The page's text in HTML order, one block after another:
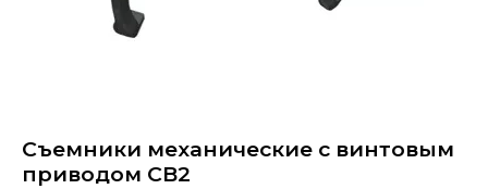
Съемники механические с винтовым
приводом СВ2